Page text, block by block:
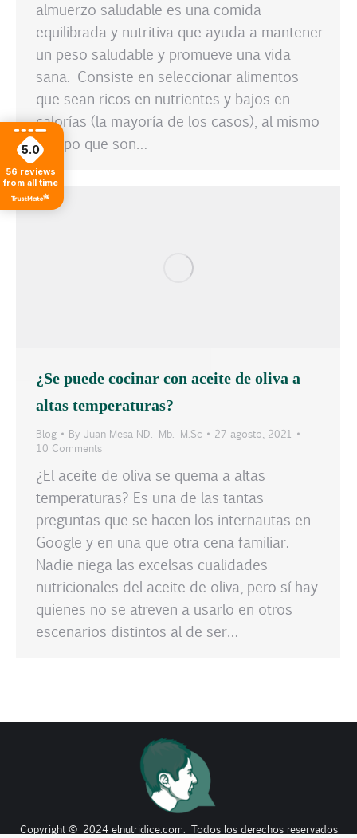
almuerzo saludable es una comida
equilibrada y nutritiva que ayuda a mantener
un peso saludable y promueve una vida
sana. Consiste en seleccionar alimentos
que sean ricos en nutrientes y bajos en
calorías (la mayoría de los casos), al mismo
tiempo que son…
¿Se puede cocinar con aceite de oliva a
altas temperaturas?
Blog By Juan Mesa ND. Mb. M.Sc
27 agosto, 2021
10 Comments
¿El aceite de oliva se quema a altas
temperaturas? Es una de las tantas
preguntas que se hacen los internautas en
Google y en una que otra cena familiar.
Nadie niega las excelsas cualidades
nutricionales del aceite de oliva, pero sí hay
quienes no se atreven a usarlo en otros
escenarios distintos al de ser…
Copyright © 2024 elnutridice.com. Todos los derechos reservados
5.0
56 reviews
from all time